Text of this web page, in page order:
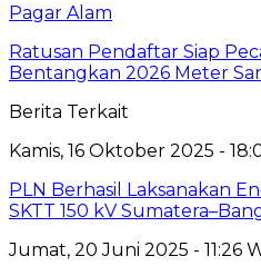
Pagar Alam
Ratusan Pendaftar Siap
Bentangkan 2026 Meter
Berita Terkait
Kamis, 16 Oktober 2025 -
PLN Berhasil Laksanakan
SKTT 150 kV
Jumat, 20 Juni 2025 - 11:26